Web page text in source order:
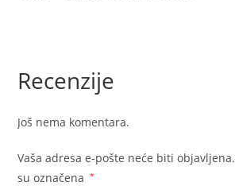
Recenzije
Još nema komentara.
Vaša adresa e-pošte neće biti objavljena.
su označena
*